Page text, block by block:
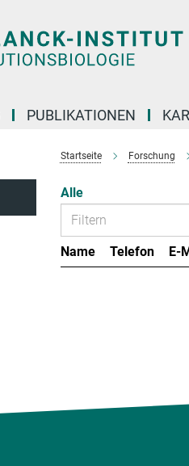
PUBLIKATIONEN
Startseite Forschung
Alle
Name Telefon E-